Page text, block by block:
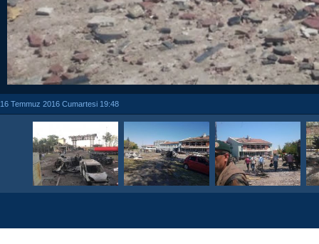
16 Temmuz 2016 Cumartesi 19:48